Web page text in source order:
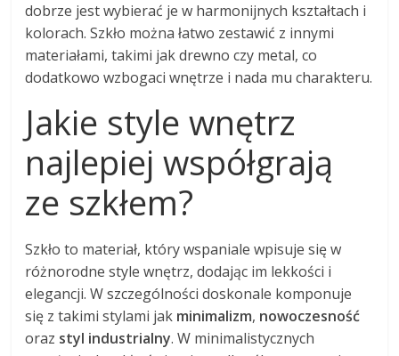
dobrze jest wybierać je w harmonijnych kształtach i
kolorach. Szkło można łatwo zestawić z innymi
materiałami, takimi jak drewno czy metal, co
dodatkowo wzbogaci wnętrze i nada mu charakteru.
Jakie style wnętrz
najlepiej współgrają
ze szkłem?
Szkło to materiał, który wspaniale wpisuje się w
różnorodne style wnętrz, dodając im lekkości i
elegancji. W szczególności doskonale komponuje
się z takimi stylami jak minimalizm, nowoczesność
oraz styl industrialny. W minimalistycznych